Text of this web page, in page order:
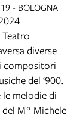
- BOLOGNA
diverse
compositori
del ‘900.
melodie di
M° Michele